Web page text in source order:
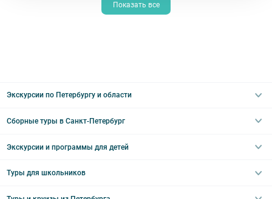
Показать все
Экскурсии по Петербургу и области
Интерьерные
Сборные туры в Санкт-Петербург
Туры в Санкт-Петербург на 2 дня
Экскурсии и программы для детей
Туры для школьников